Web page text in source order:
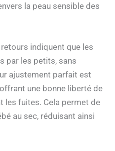
la peau sensible des
retours indiquent que les
par les petits, sans
ajustement parfait est
une bonne liberté de
les fuites. Cela permet de
au sec, réduisant ainsi